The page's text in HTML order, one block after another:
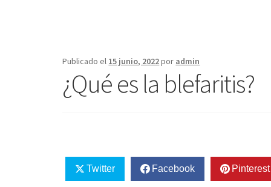
Publicado el 15 junio, 2022por admin
¿Qué es la blefaritis?
Twitter Facebook Pinterest